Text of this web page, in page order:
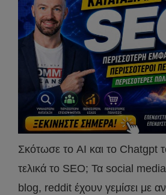
Σκότωσε το AI και το Chatgpt
τελικά το SEO; Τα social media
blog, reddit έχουν γεμίσει με